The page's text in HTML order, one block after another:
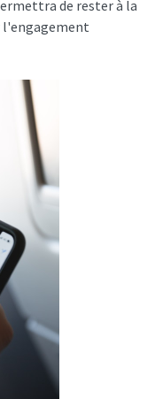
de rester à la